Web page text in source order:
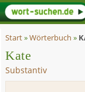
Start»Wörterbuch »
Kate
Substantiv